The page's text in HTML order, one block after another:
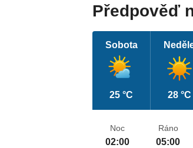
Předpověď
Sobota
25 °C 28 °C
Noc
02:00
Ráno
05:00